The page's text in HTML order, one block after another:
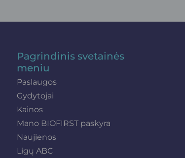
Pagrindinis svetainės
meniu
Paslaugos
Gydytojai
Kainos
Mano BIOFIRST paskyra
Naujienos
Ligų ABC